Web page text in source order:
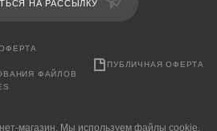
НА РАССЫЛКУ
ФАЙЛОВ
ПУБЛИЧНАЯ ОФЕРТА
магазин. Мы используем файлы cookie,